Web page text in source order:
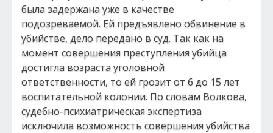
была задержана уже в качестве
подозреваемой. Ей предъявлено обвинение в
убийстве, дело передано в суд. Так как на
момент совершения преступления убийца
достигла возраста уголовной
ответственности, то ей грозит от 6 до 15 лет
воспитательной колонии. По словам Волкова,
судебно-психиатрическая экспертиза
исключила возможность совершения убийства